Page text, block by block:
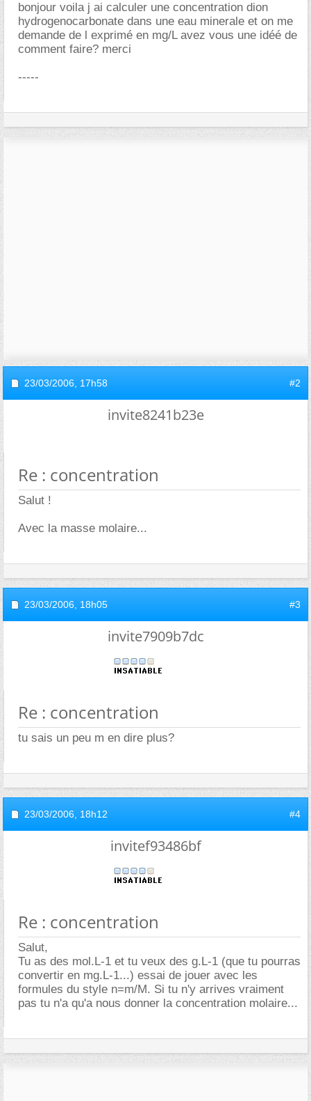
bonjour voila j ai calculer une concentration dion
hydrogenocarbonate dans une eau minerale et on me
demande de l exprimé en mg/L avez vous une idéé de
comment faire? merci
-----
23/03/2006, 17h58 #2
invite8241b23e
Re : concentration
Salut !
Avec la masse molaire...
23/03/2006, 18h05 #3
invite7909b7dc
Re : concentration
tu sais un peu m en dire plus?
23/03/2006, 18h12 #4
invitef93486bf
Re : concentration
Salut,
Tu as des mol.L-1 et tu veux des g.L-1 (que tu pourras
convertir en mg.L-1...) essai de jouer avec les
formules du style n=m/M. Si tu n'y arrives vraiment
pas tu n'a qu'a nous donner la concentration molaire...